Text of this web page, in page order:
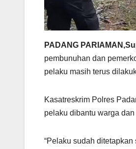
PADANG
pembunuhan dan
pelaku masih terus
Kasatreskrim Polres
pelaku dibantu warga
“Pelaku sudah